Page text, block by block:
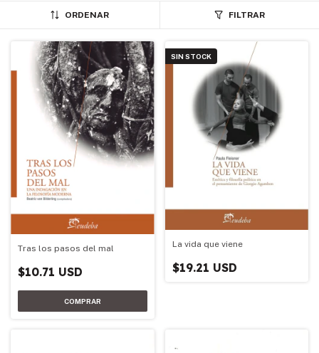
ORDENAR FILTRAR
Tras los pasos del mal
$10.71 USD
SIN STOCK
La vida que viene
$19.21 USD